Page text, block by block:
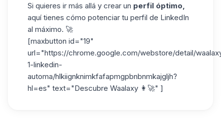
Si quieres ir más allá y crear un perfil óptimo,
aquí tienes cómo potenciar tu perfil de LinkedIn
al máximo. 🚀
[maxbutton id="19"
url="https://chrome.google.com/webstore/detail/
1-linkedin-
automa/hlkiignknimkfafapmgpbnbnmkajgljh?
hl=es" text="Descubre Waalaxy 👩‍🚀" ]